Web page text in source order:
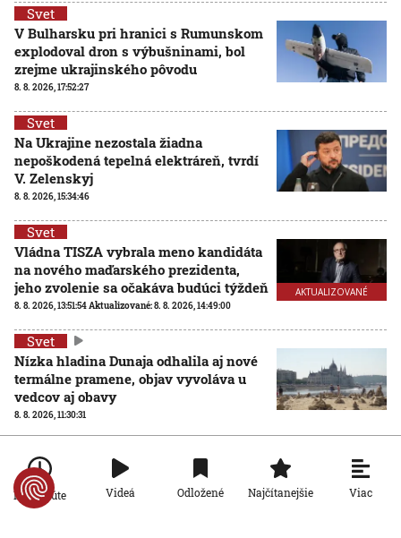
Svet
V Bulharsku pri hranici s Rumunskom
explodoval dron s výbušninami, bol
zrejme ukrajinského pôvodu
8. 8. 2026, 17:52:27
Svet
Na Ukrajine nezostala žiadna
nepoškodená tepelná elektráreň, tvrdí
V. Zelenskyj
8. 8. 2026, 15:34:46
AKTUALIZOVANÉ
Svet
Vládna TISZA vybrala meno kandidáta
na nového maďarského prezidenta,
jeho zvolenie sa očakáva budúci týždeň
8. 8. 2026, 13:51:54Aktualizované:8. 8. 2026, 14:49:00
Svet
Nízka hladina Dunaja odhalila aj nové
termálne pramene, objav vyvoláva u
vedcov aj obavy
8. 8. 2026, 11:30:31
Po minúte Videá Odložené Najčítanejšie Viac